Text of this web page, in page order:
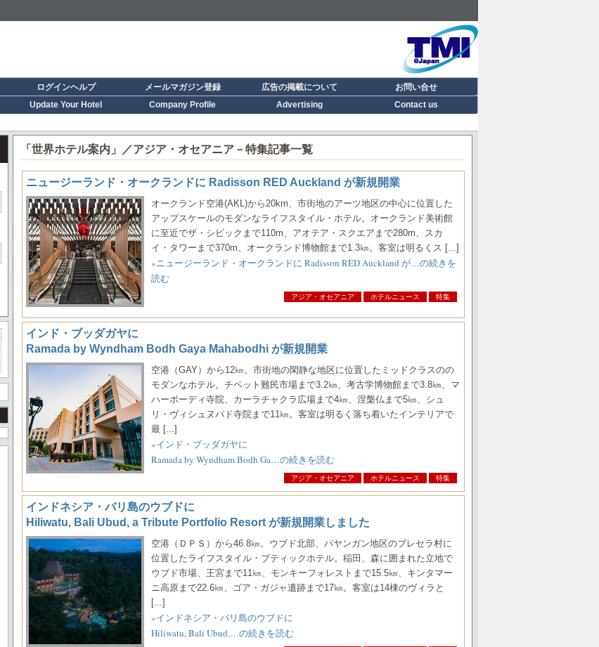
ログインヘルプ メールマガジン登録 広告の掲載について
お問い合せ
Update Your Hotel Company Profile Advertising Contact us
「世界ホテル案内」／アジア・オセアニア－特集記事一覧
ニュージーランド・オークランドに Radisson RED Auckland が新規開業
オークランド空港(AKL)から20km、市街地のアーツ地区の中心に位置した
アップスケールのモダンなライフスタイル・ホテル。オークランド美術館
に至近でザ・シビックまで110m、アオテア・スクエアまで280m、スカ
イ・タワーまで370m、オークランド博物館まで1.3㎞。客室は明るくス [...]
»ニュージーランド・オークランドに Radisson RED Auckland が…の続きを
読む
アジア・オセアニア ホテルニュース 特集
インド・ブッダガヤに
Ramada by Wyndham Bodh Gaya Mahabodhi が新規開業
空港（GAY）から12㎞。市街地の閑静な地区に位置したミッドクラスのの
モダンなホテル。チベット難民市場まで3.2㎞、考古学博物館まで3.8㎞、マ
ハーボーディ寺院、カーラチャクラ広場まで4㎞、涅槃仏まで5㎞、シュ
リ・ヴィシュヌパド寺院まで11㎞。客室は明るく落ち着いたインテリアで
最 [...]
»インド・ブッダガヤに
Ramada by Wyndham Bodh Ga…の続きを読む
アジア・オセアニア ホテルニュース 特集
インドネシア・バリ島のウブドに
Hiliwatu, Bali Ubud, a Tribute Portfolio Resort が新規開業しました
空港（ＤＰＳ）から46.8㎞。ウブド北部、パヤンガン地区のブレセラ村に
位置したライフスタイル・ブティックホテル。稲田、森に囲まれた立地で
ウブド市場、王宮まで11㎞、モンキーフォレストまで15.5㎞、キンタマー
ニ高原まで22.6㎞、ゴア・ガジャ遺跡まで17㎞。客室は14棟のヴィラと
[...]
»インドネシア・バリ島のウブドに
Hiliwatu, Bali Ubud,…の続きを読む